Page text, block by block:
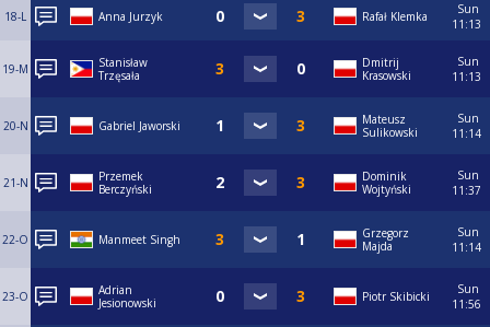
18-L Anna Jurzyk Rafał Klemka
Sun
11:13
19-M
Stanisław
Trzęsała
Dmitrij
Krasowski
Sun
11:13
20-N Gabriel Jaworski
Mateusz
Sulikowski
Sun
11:14
21-N
Przemek
Berczyński
Dominik
Wojtyński
Sun
11:37
22-O Manmeet Singh
Grzegorz
Majda
Sun
11:14
23-O
Adrian
Jesionowski
Piotr Skibicki
Sun
11:56